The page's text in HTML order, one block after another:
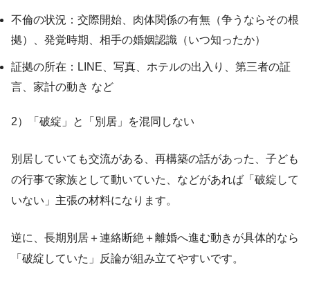
不倫の状況：交際開始、肉体関係の有無（争うならその根
拠）、発覚時期、相手の婚姻認識（いつ知ったか）
証拠の所在：LINE、写真、ホテルの出入り、第三者の証
言、家計の動き など
2）「破綻」と「別居」を混同しない
別居していても交流がある、再構築の話があった、子ども
の行事で家族として動いていた、などがあれば「破綻して
いない」主張の材料になります。
逆に、長期別居＋連絡断絶＋離婚へ進む動きが具体的なら
「破綻していた」反論が組み立てやすいです。